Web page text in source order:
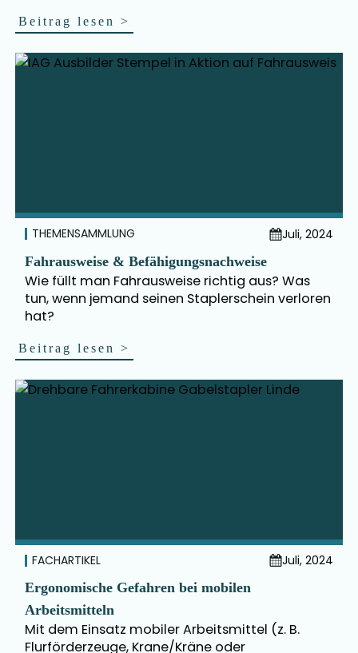
Beitrag lesen>
THEMENSAMMLUNG
Juli, 2024
Fahrausweise & Befähigungsnachweise
Wie füllt man Fahrausweise richtig aus? Was
tun, wenn jemand seinen Staplerschein verloren
hat?
Beitrag lesen>
FACHARTIKEL
Juli, 2024
Ergonomische Gefahren bei mobilen
Arbeitsmitteln
Mit dem Einsatz mobiler Arbeitsmittel (z. B.
Flurförderzeuge, Krane/Kräne oder